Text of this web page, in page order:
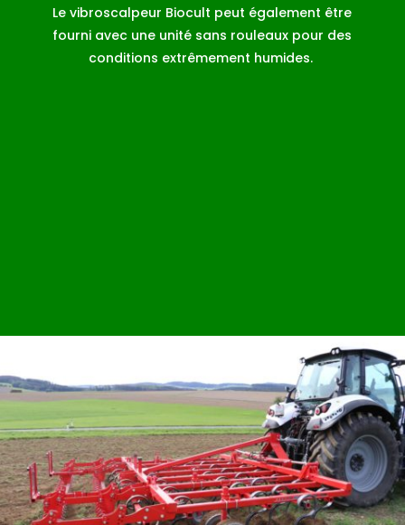
Le vibroscalpeur Biocult peut également être
fourni avec une unité sans rouleaux pour des
conditions extrêmement humides.